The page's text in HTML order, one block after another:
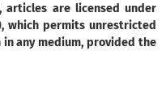
articles are licensed under
which permits unrestricted
any medium, provided the